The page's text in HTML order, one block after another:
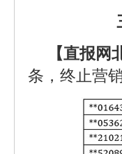
【直报网
条，终止营